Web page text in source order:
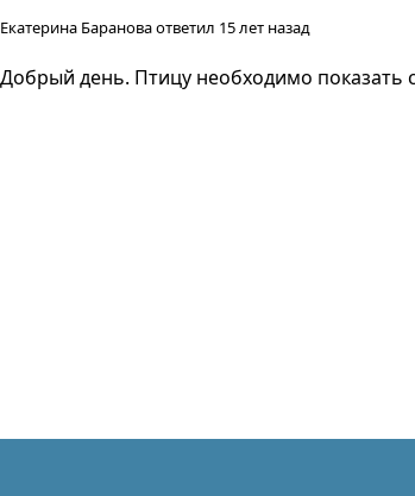
Екатерина Барановаответил 15 лет назад
Добрый день. Птицу необходимо показать